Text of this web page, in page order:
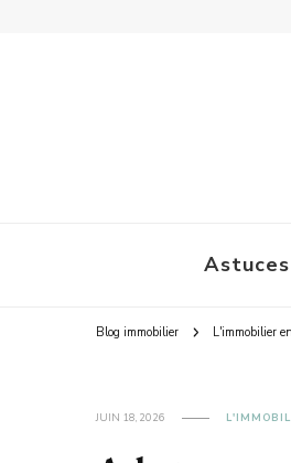
Blog immobilier L'immobilier
JUIN 18, 2026